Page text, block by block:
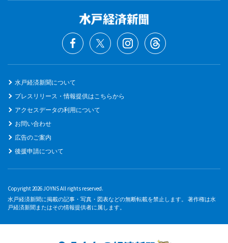
水戸経済新聞について
プレスリリース・情報提供はこちらから
アクセスデータの利用について
お問い合わせ
広告のご案内
後援申請について
Copyright 2026 JOYNS All rights reserved.
水戸経済新聞に掲載の記事・写真・図表などの無断転載を禁止します。 著作権は水
戸経済新聞またはその情報提供者に属します。